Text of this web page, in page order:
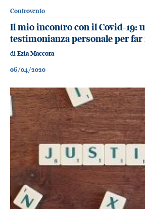
Controvento
Il mio incontro con il Covid-19:
testimonianza personale per
di Ezia Maccora
06/04/2020